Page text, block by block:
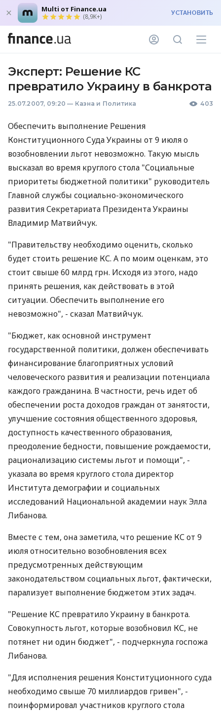
Multi от Finance.ua
(8,9K+) УСТАНОВИТЬ
Эксперт: Решение КС
превратило Украину в банкрота
25.07.2007, 09:20 — Казна и Политика 403
Обеспечить выполнение Решения
Конституционного Суда Украины от 9 июля о
возобновлении льгот невозможно. Такую мысль
высказал во время круглого стола "Социальные
приоритеты бюджетной политики" руководитель
Главной службы социально-экономического
развития Секретариата Президента Украины
Владимир Матвийчук.
"Правительству необходимо оценить, сколько
будет стоить решение КС. А по моим оценкам, это
стоит свыше 60 млрд грн. Исходя из этого, надо
принять решения, как действовать в этой
ситуации. Обеспечить выполнение его
невозможно", - сказал Матвийчук.
"Бюджет, как основной инструмент
государственной политики, должен обеспечивать
финансирование благоприятных условий
человеческого развития и реализации потенциала
каждого гражданина. В частности, речь идет об
обеспечении роста доходов граждан от занятости,
улучшение состояния общественного здоровья,
доступность качественного образования,
преодоление бедности, повышение рождаемости,
рационализацию системы льгот и помощи", -
указала во время круглого стола директор
Института демографии и социальных
исследований Национальной академии наук Элла
Либанова.
Вместе с тем, она заметила, что решение КС от 9
июля относительно возобновления всех
предусмотренных действующим
законодательством социальных льгот, фактически,
парализует выполнение бюджетом этих задач.
"Решение КС превратило Украину в банкрота.
Совокупность льгот, которые возобновил КС, не
потянет ни один бюджет", - подчеркнула госпожа
Либанова.
"Для исполнения решения Конституционного суда
необходимо свыше 70 миллиардов гривен", -
поинформировал участников круглого стола